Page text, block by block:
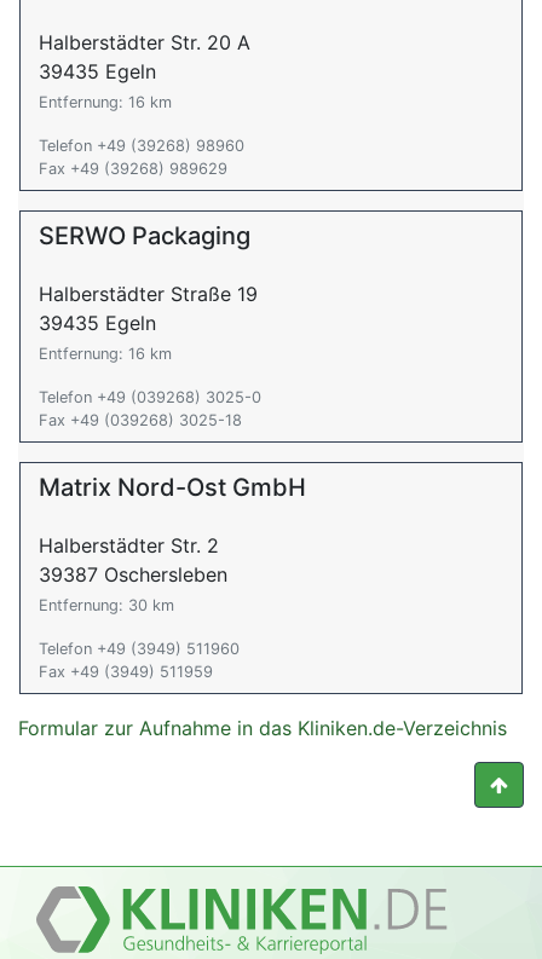
Halberstädter Str. 20 A
39435 Egeln
Entfernung: 16 km
Telefon +49 (39268) 98960
Fax +49 (39268) 989629
SERWO Packaging
Halberstädter Straße 19
39435 Egeln
Entfernung: 16 km
Telefon +49 (039268) 3025-0
Fax +49 (039268) 3025-18
Matrix Nord-Ost GmbH
Halberstädter Str. 2
39387 Oschersleben
Entfernung: 30 km
Telefon +49 (3949) 511960
Fax +49 (3949) 511959
Formular zur Aufnahme in das Kliniken.de-Verzeichnis